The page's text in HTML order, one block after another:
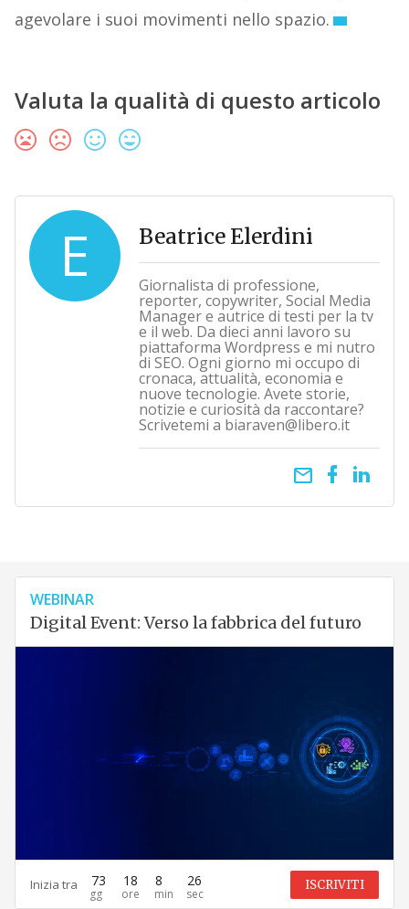
agevolare i suoi movimenti nello spazio.
Valuta la qualità di questo articolo
E Beatrice Elerdini
Giornalista di professione,
reporter, copywriter, Social Media
Manager e autrice di testi per la tv
e il web. Da dieci anni lavoro su
piattaforma Wordpress e mi nutro
di SEO. Ogni giorno mi occupo di
cronaca, attualità, economia e
nuove tecnologie. Avete storie,
notizie e curiosità da raccontare?
Scrivetemi a biaraven@libero.it
email
WEBINAR
Digital Event: Verso la fabbrica del futuro
Inizia tra 73 18 8 25 ISCRIVITI